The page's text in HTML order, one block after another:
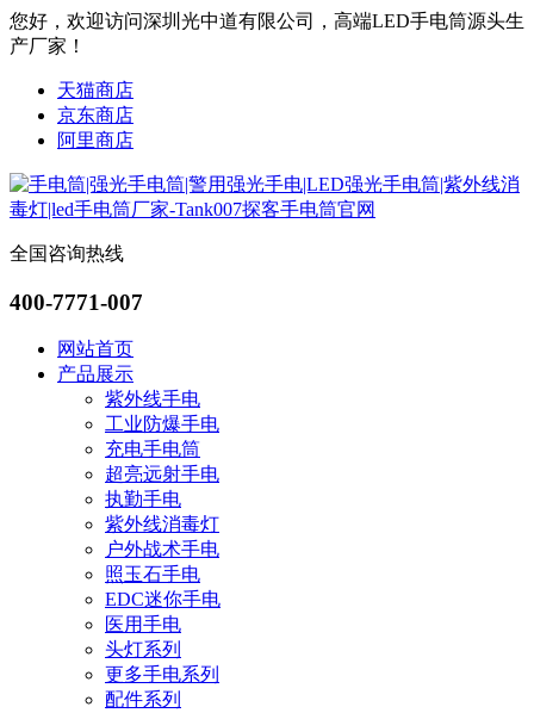
您好，欢迎访问深圳光中道有限公司，高端LED手电筒源头生
产厂家！
天猫商店
京东商店
阿里商店
全国咨询热线
400-7771-007
网站首页
产品展示
紫外线手电
工业防爆手电
充电手电筒
超亮远射手电
执勤手电
紫外线消毒灯
户外战术手电
照玉石手电
EDC迷你手电
医用手电
头灯系列
更多手电系列
配件系列